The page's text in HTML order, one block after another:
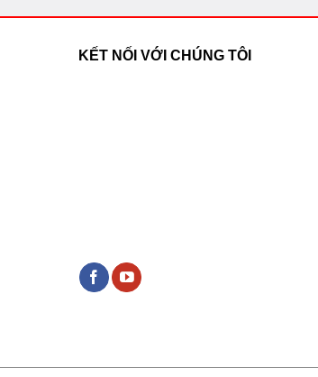
KẾT NỐI VỚI CHÚNG TÔI